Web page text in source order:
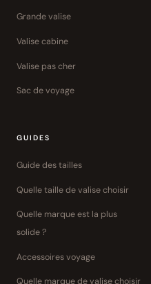
Grande valise
Valise cabine
Valise pas cher
Sac de voyage
GUIDES
Guide des tailles
Quelle taille de valise choisir
Quelle marque est la plus
solide ?
Accessoires voyage
Quelle marque de valise choisir